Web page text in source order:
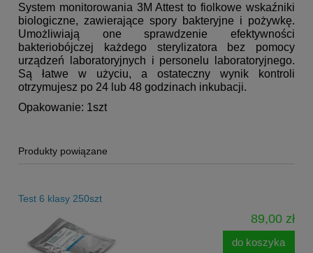
System monitorowania 3M Attest to fiolkowe wskaźniki
biologiczne, zawierające spory bakteryjne i pożywkę.
Umożliwiają one sprawdzenie efektywności
bakteriobójczej każdego sterylizatora bez pomocy
urządzeń laboratoryjnych i personelu laboratoryjnego.
Są łatwe w użyciu, a ostateczny wynik kontroli
otrzymujesz po 24 lub 48 godzinach inkubacji.
Opakowanie: 1szt
Produkty powiązane
Test 6 klasy 250szt
89,00 zł
do koszyka